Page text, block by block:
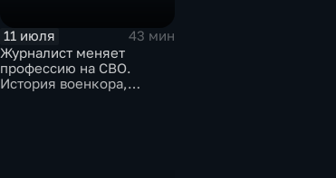
11 июля
43 мин
Журналист меняет
профессию на СВО.
История военкора,